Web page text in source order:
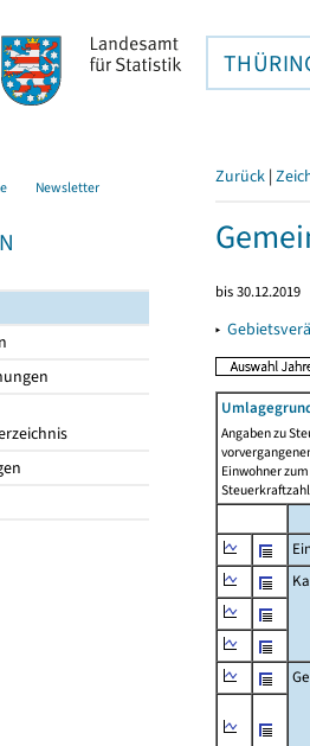
Newsletter Zurück |
bis 30.12.2019
▸
Angaben zu
Einwohner